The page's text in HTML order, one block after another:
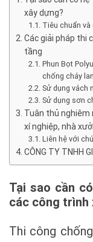
xây dựng?
Tiêu chuẩn và
Các giải pháp thi
tầng
Phun Bọt
chống cháy
Sử dụng vách
Sử dụng sơn
Tuân thủ nghiêm
xí nghiệp, nhà
Liên hệ với
CÔNG TY TNHH
Tại sao cần
các công trình
Thi công